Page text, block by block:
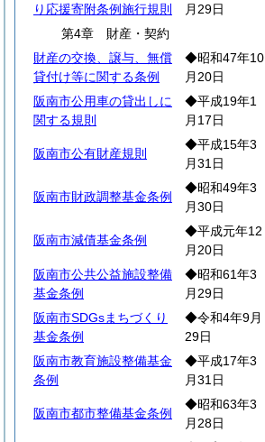
り応援寄附条例施行規則
月29日
第4章 財産・契約
財産の交換、譲与、無償
貸付け等に関する条例
◆昭和47年10
月20日
阪南市公用車の貸出しに
関する規則
◆平成19年1
月17日
阪南市公有財産規則
◆平成15年3
月31日
阪南市財政調整基金条例
◆昭和49年3
月30日
阪南市減債基金条例
◆平成元年12
月20日
阪南市公共公益施設整備
基金条例
◆昭和61年3
月29日
阪南市SDGsまちづくり
基金条例
◆令和4年9月
29日
阪南市教育施設整備基金
条例
◆平成17年3
月31日
阪南市都市整備基金条例
◆昭和63年3
月28日